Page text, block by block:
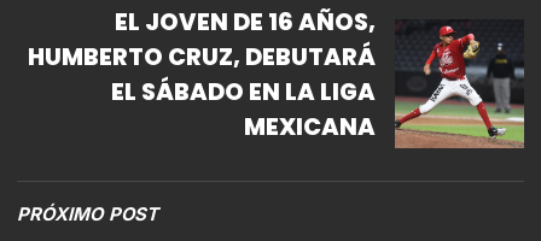
EL JOVEN DE 16 AÑOS,
HUMBERTO CRUZ, DEBUTARÁ
EL SÁBADO EN LA LIGA
MEXICANA
PRÓXIMO POST